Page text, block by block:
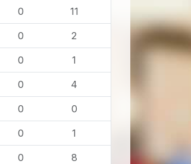
0 11
0 2
0 1
0 4
0 0
0 1
0 8